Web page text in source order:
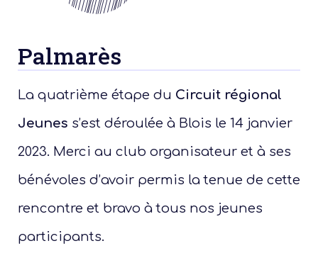
Palmarès
La quatrième étape du Circuit régional
Jeunes s’est déroulée à Blois le 14 janvier
2023. Merci au club organisateur et à ses
bénévoles d’avoir permis la tenue de cette
rencontre et bravo à tous nos jeunes
participants.